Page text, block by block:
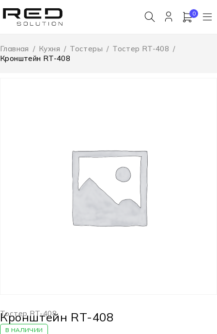
0
Главная / Кухня / Тостеры / Тостер RT-408 /
Кронштейн RT-408
Тостер RT-408
Кронштейн RT-408
В НАЛИЧИИ